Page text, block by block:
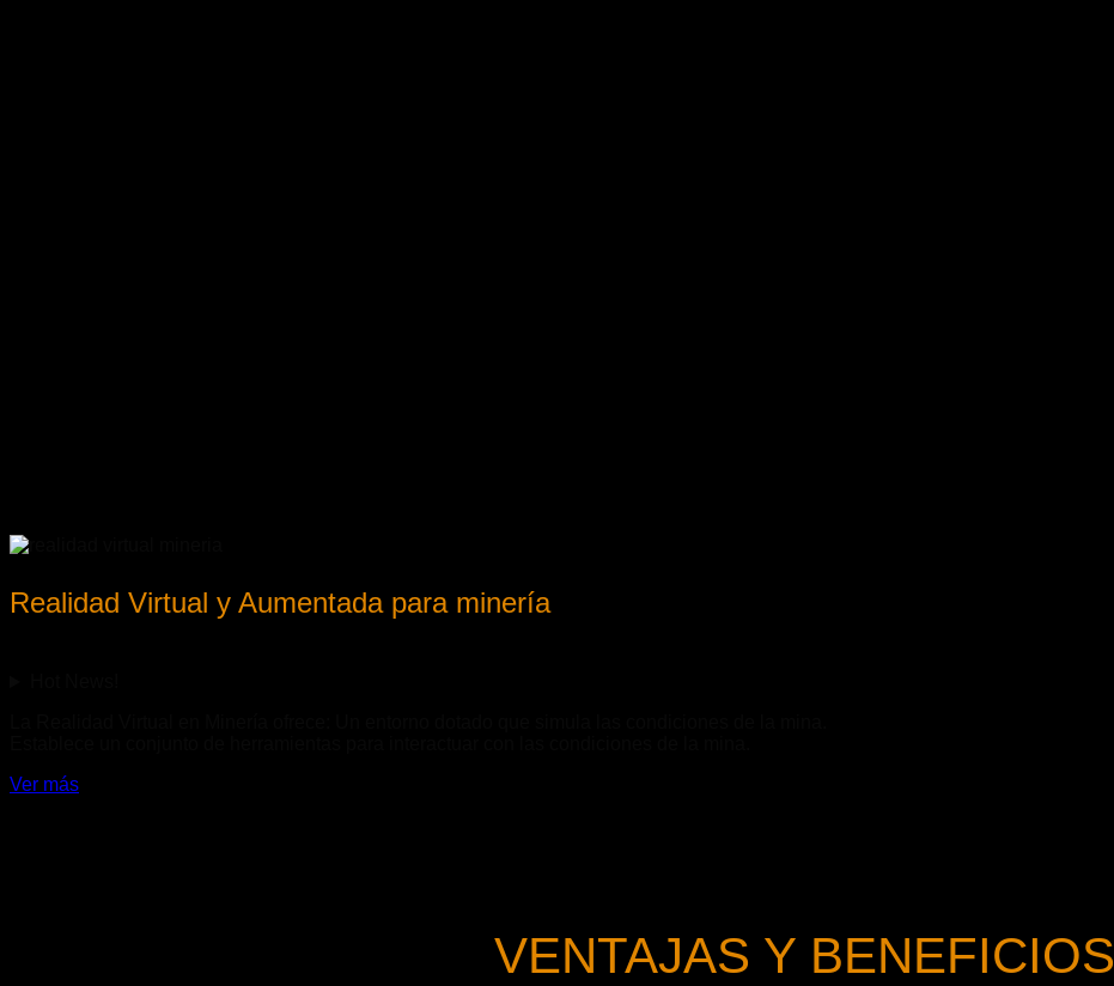
Realidad Virtual y Aumentada para minería
Ver más
VENTAJAS Y BENEFICIOS